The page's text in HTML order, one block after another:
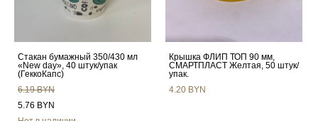
Стакан бумажный 350/430 мл
«New day», 40 штук/упак
(ГеккоКапс)
6.19 BYN
5.76 BYN
Крышка ФЛИП ТОП 90 мм,
СМАРТПЛАСТ Желтая, 50 штук/
упак.
4.20 BYN